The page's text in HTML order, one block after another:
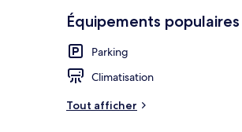
Équipements populaires
Parking
Climatisation
Tout afficher